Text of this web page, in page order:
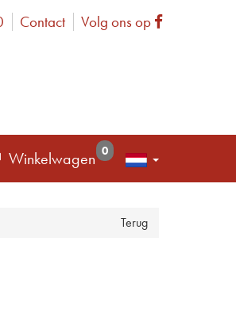
Contact Volg ons op Facebook
Winkelwagen 0
Terug